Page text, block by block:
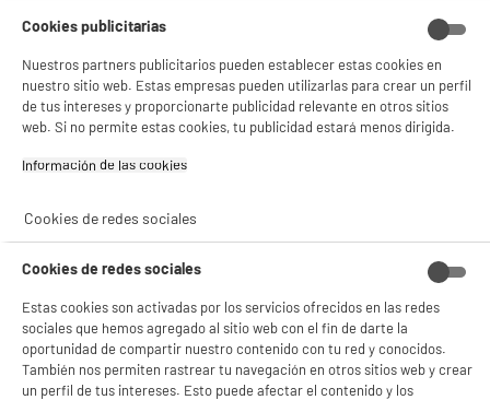
product_anchor_characteristics
14€90
Cuyo 13
Cuyo0€01
Cookies publicitarias
Nuestros partners publicitarios pueden establecer estas cookies en
nuestro sitio web. Estas empresas pueden utilizarlas para crear un perfil
de tus intereses y proporcionarte publicidad relevante en otros sitios
web. Si no permite estas cookies, tu publicidad estará menos dirigida.
Información de las cookies‎
Cookies de redes sociales
Cookies de redes sociales
Estas cookies son activadas por los servicios ofrecidos en las redes
sociales que hemos agregado al sitio web con el fin de darte la
oportunidad de compartir nuestro contenido con tu red y conocidos.
También nos permiten rastrear tu navegación en otros sitios web y crear
un perfil de tus intereses. Esto puede afectar el contenido y los